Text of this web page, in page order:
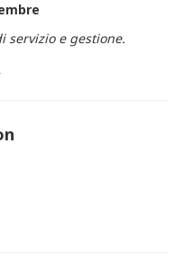
servizio e gestione.